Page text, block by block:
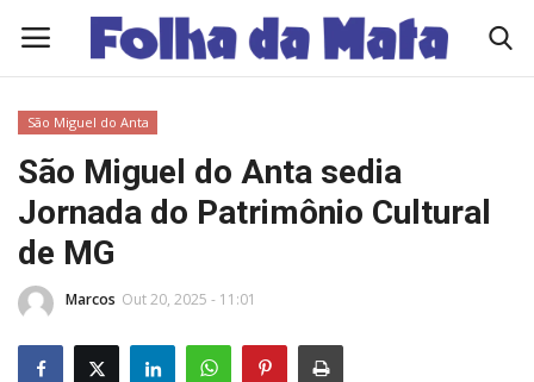
Quem Somos
Como Anunciar
Contato
Eleições 2026
São Miguel do Anta
São Miguel do Anta sedia
Jornada do Patrimônio Cultural
de MG
Marcos Out 20, 2025 - 11:01